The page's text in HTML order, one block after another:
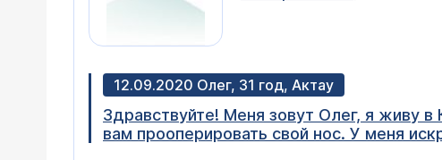
12.09.2020 Олег, 31 год, Актау
Здравствуйте! Меня зовут Олег, я живу
вам прооперировать свой нос. У меня